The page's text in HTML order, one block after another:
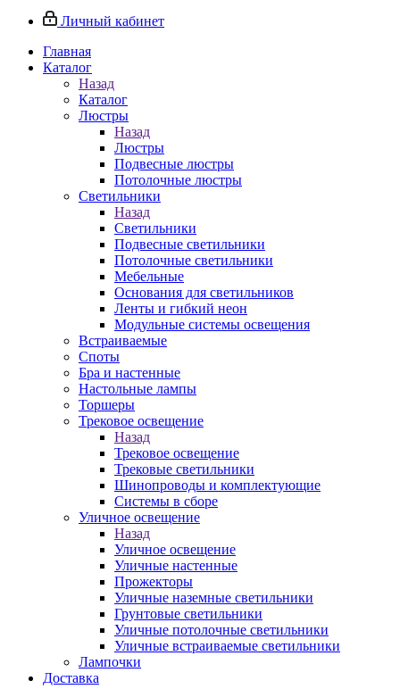
Личный кабинет
Главная
Каталог
Назад
Каталог
Люстры
Назад
Люстры
Подвесные люстры
Потолочные люстры
Светильники
Назад
Светильники
Подвесные светильники
Потолочные светильники
Мебельные
Основания для светильников
Ленты и гибкий неон
Модульные системы освещения
Встраиваемые
Споты
Бра и настенные
Настольные лампы
Торшеры
Трековое освещение
Назад
Трековое освещение
Трековые светильники
Шинопроводы и комплектующие
Системы в сборе
Уличное освещение
Назад
Уличное освещение
Уличные настенные
Прожекторы
Уличные наземные светильники
Грунтовые светильники
Уличные потолочные светильники
Уличные встраиваемые светильники
Лампочки
Доставка